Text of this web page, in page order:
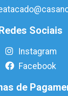
Sociais
Instagram
Facebook
de